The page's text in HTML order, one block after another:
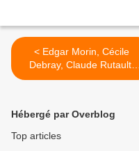
< Edgar Morin, Cécile
Debray, Claude Rutault,
Béatrice Salmon – Légion
Hébergé par Overblog
Top articles